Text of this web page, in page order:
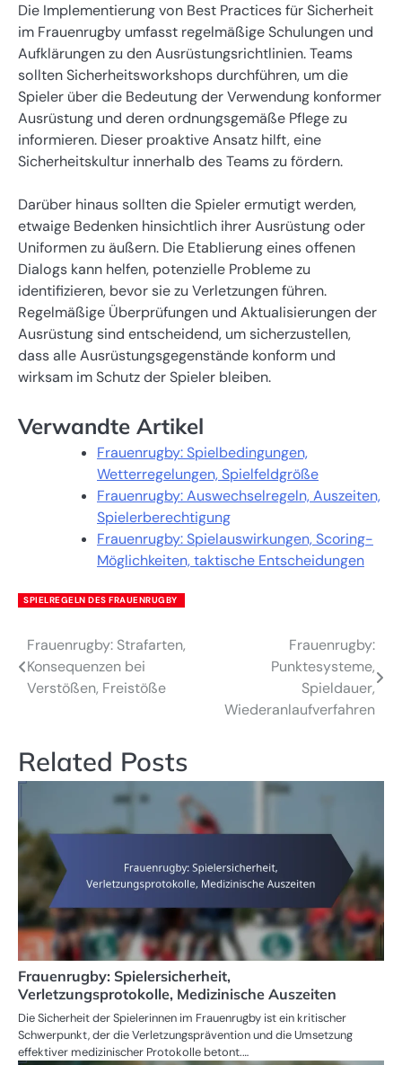
Die Implementierung von Best Practices für Sicherheit
im Frauenrugby umfasst regelmäßige Schulungen und
Aufklärungen zu den Ausrüstungsrichtlinien. Teams
sollten Sicherheitsworkshops durchführen, um die
Spieler über die Bedeutung der Verwendung konformer
Ausrüstung und deren ordnungsgemäße Pflege zu
informieren. Dieser proaktive Ansatz hilft, eine
Sicherheitskultur innerhalb des Teams zu fördern.
Darüber hinaus sollten die Spieler ermutigt werden,
etwaige Bedenken hinsichtlich ihrer Ausrüstung oder
Uniformen zu äußern. Die Etablierung eines offenen
Dialogs kann helfen, potenzielle Probleme zu
identifizieren, bevor sie zu Verletzungen führen.
Regelmäßige Überprüfungen und Aktualisierungen der
Ausrüstung sind entscheidend, um sicherzustellen,
dass alle Ausrüstungsgegenstände konform und
wirksam im Schutz der Spieler bleiben.
Verwandte Artikel
Frauenrugby: Spielbedingungen,
Wetterregelungen, Spielfeldgröße
Frauenrugby: Auswechselregeln, Auszeiten,
Spielerberechtigung
Frauenrugby: Spielauswirkungen, Scoring-
Möglichkeiten, taktische Entscheidungen
SPIELREGELN DES FRAUENRUGBY
Post
navigation
Frauenrugby: Strafarten,
Konsequenzen bei
Verstößen, Freistöße
Frauenrugby:
Punktesysteme,
Spieldauer,
Wiederanlaufverfahren
Related Posts
Frauenrugby: Spielersicherheit,
Verletzungsprotokolle, Medizinische Auszeiten
Die Sicherheit der Spielerinnen im Frauenrugby ist ein kritischer
Schwerpunkt, der die Verletzungsprävention und die Umsetzung
effektiver medizinischer Protokolle betont.…